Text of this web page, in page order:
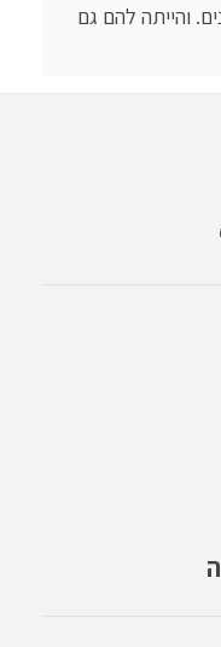
והייתה להם גם